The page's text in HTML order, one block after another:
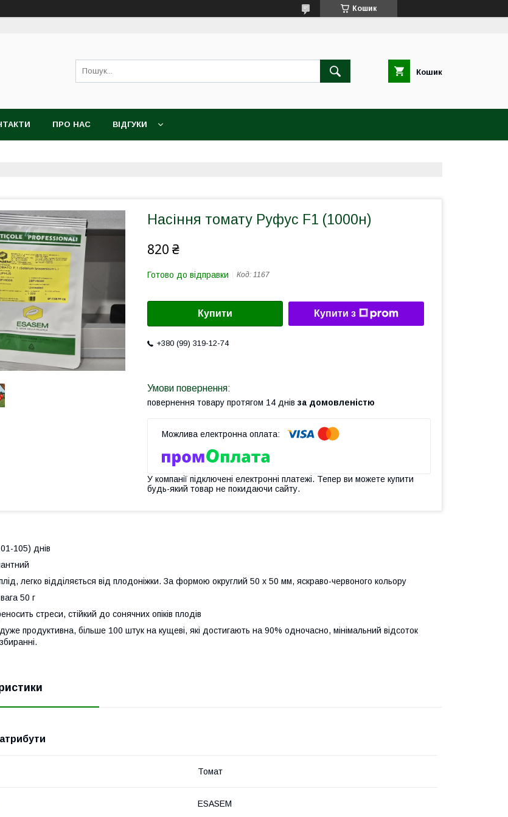
Кошик
Кошик
ПРО НАС ВІДГУКИ
Насіння томату Руфус F1 (1000н)
820 ₴
Готово до відправки Код: 1167
Купити Купити з
+380 (99) 319-12-74
повернення товару протягом 14 днів за домовленістю
У компанії підключені електронні платежі. Тепер ви можете купити
будь-який товар не покидаючи сайту.
105) днів
легко відділяється від плодоніжки. За формою округлий 50 х 50 мм, яскраво-червоного кольору
50 г
стреси, стійкий до сонячних опіків плодів
продуктивна, більше 100 штук на кущеві, які достигають на 90% одночасно, мінімальний відсоток
Томат
ESASEM